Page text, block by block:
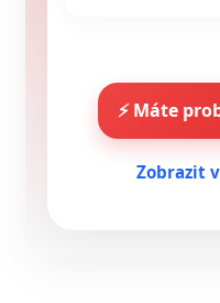
⚡ Máte
Zobrazit